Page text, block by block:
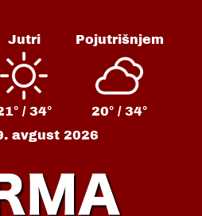
Jutri
/ 34°
Pojutrišnjem
20° / 34°
avgust 2026